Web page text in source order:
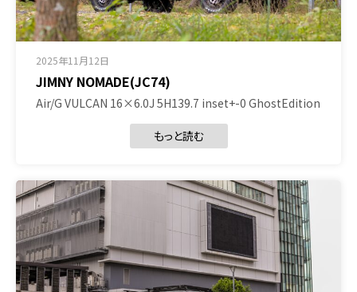
2025年11月12日
JIMNY NOMADE(JC74)
Air/G VULCAN 16×6.0J 5H139.7 inset+-0 GhostEdition
もっと読む